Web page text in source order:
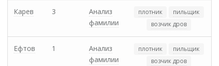
Карев 3
Анализ
фамилии
плотник
пильщик
возчик дров
Ефтов 1
Анализ
фамилии
плотник
пильщик
возчик дров